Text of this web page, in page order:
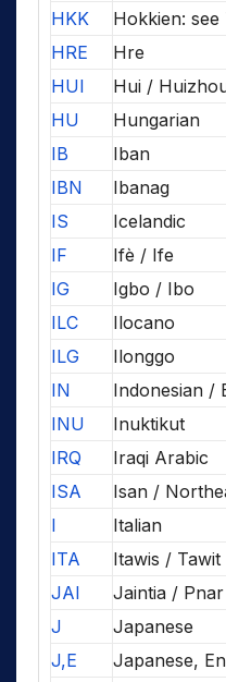
HKK
Hokkien: see
HRE
Hre
HUI
Hui /
HU
Hungarian
IB
Iban
IBN
Ibanag
IS
Icelandic
IF
Ifè / Ife
IG
Igbo / Ibo
ILC
Ilocano
ILG
Ilonggo
IN
Indonesian /
INU
Inuktikut
IRQ
Iraqi Arabic
ISA
Isan /
I
Italian
ITA
Itawis / Tawit
JAI
Jaintia /
J
Japanese
J,E
Japanese,